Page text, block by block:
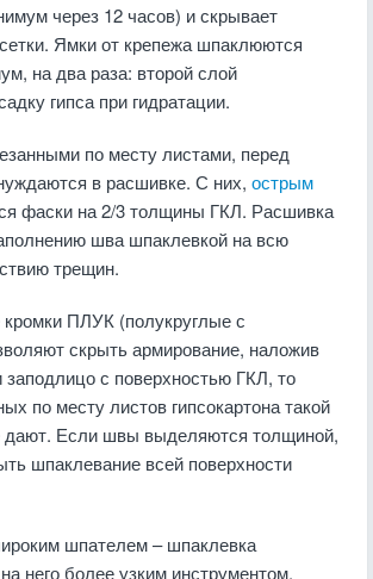
через 12 часов) и скрывает
Ямки от крепежа шпаклюются
на два раза: второй слой
гипса при гидратации.
по месту листами, перед
в расшивке. С них, острым
фаски на 2/3 толщины ГКЛ. Расшивка
шва шпаклевкой на всю
трещин.
кромки ПЛУК (полукруглые с
скрыть армирование, наложив
с поверхностью ГКЛ, то
по месту листов гипсокартона такой
дают. Если швы выделяются толщиной,
шпаклевание всей поверхности
шпателем – шпаклевка
него более узким инструментом,